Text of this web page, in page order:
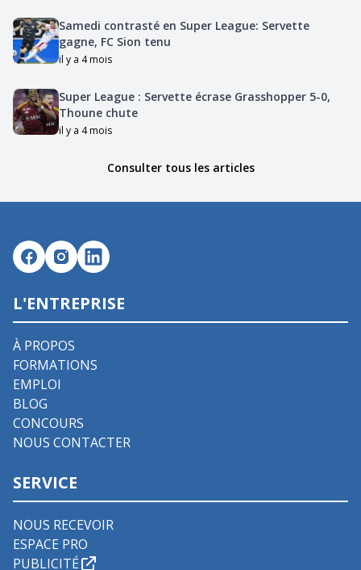
Samedi contrasté en Super League: Servette
gagne, FC Sion tenu
il y a 4 mois
Super League : Servette écrase Grasshopper 5-0,
Thoune chute
il y a 4 mois
Consulter tous les articles
L'ENTREPRISE
À PROPOS
FORMATIONS
EMPLOI
BLOG
CONCOURS
NOUS CONTACTER
SERVICE
NOUS RECEVOIR
ESPACE PRO
PUBLICITÉ